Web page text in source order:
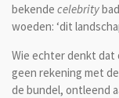
bekende celebrity
woeden: ‘dit
Wie echter denkt dat
geen rekening met
de bundel, ontleend